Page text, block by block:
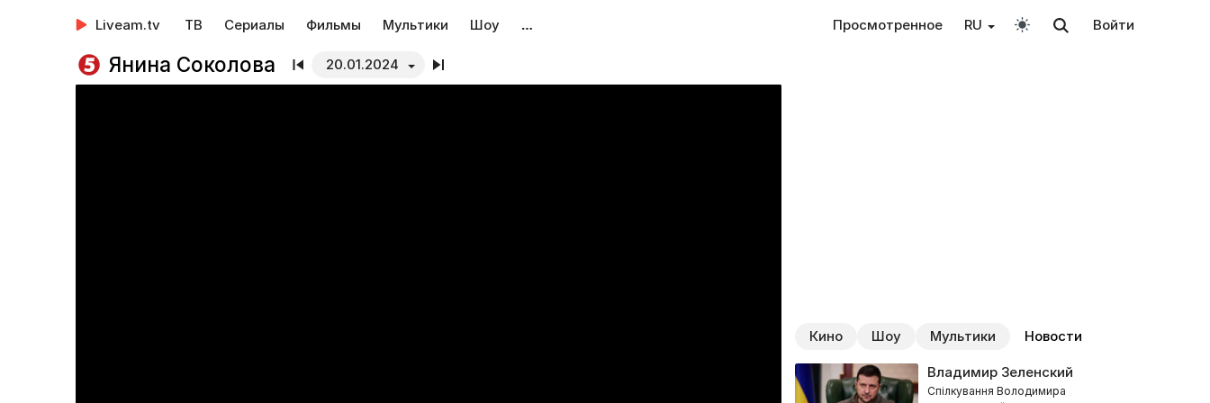
Liveam.tv ТВ Сериалы Фильмы Мультики Шоу … Просмотренное RU Войти
Янина Соколова 20.01.2024
Кино Шоу Мультики Новости
Владимир Зеленский
Спілкування Володимира